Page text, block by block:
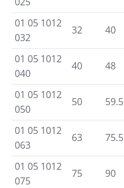
01 05 1012
032
32 40
01 05 1012
040
40 48
01 05 1012
050
50 59.5
01 05 1012
063
63 75.5
01 05 1012
075
75 90